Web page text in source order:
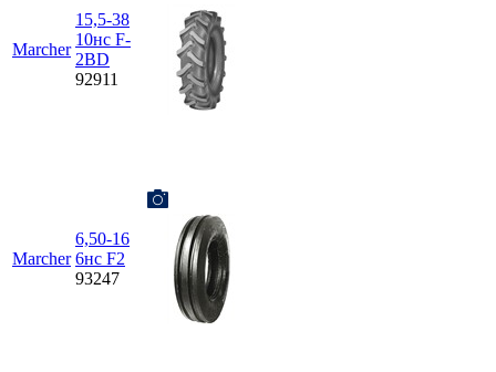
Marcher
15,5-38
10нс F-
2BD
92911
Marcher
6,50-16
6нс F2
93247